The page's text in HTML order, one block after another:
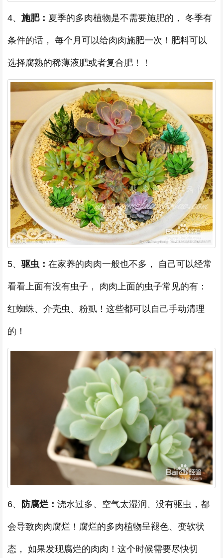
4、 施肥： 夏季的多肉植物是不需要施肥的， 冬季有
条件的话， 每个月可以给肉肉施肥一次！肥料可以
选择腐熟的稀薄液肥或者复合肥！！
5、 驱虫： 在家养的肉肉一般也不多， 自己可以经常
看看上面有没有虫子， 肉肉上面的虫子常见的有：
红蜘蛛、介壳虫、粉虱！这些都可以自己手动清理
的！
6、 防腐烂： 浇水过多、空气太湿润、没有驱虫，都
会导致肉肉腐烂！腐烂的多肉植物呈褪色、变软状
态， 如果发现腐烂的肉肉！这个时候需要尽快切